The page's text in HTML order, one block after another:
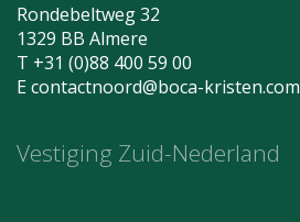
Rondebeltweg 32
1329 BB Almere
T +31 (0)88 400 59 00
Econtactnoord@boca-kristen.com
Vestiging Zuid-Nederland